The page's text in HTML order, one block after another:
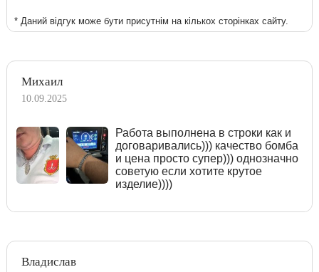
* Даний відгук може бути присутнім на кількох сторінках сайту.
Михаил
10.09.2025
Работа выполнена в строки как и
договаривались))) качество бомба
и цена просто супер))) однозначно
советую если хотите крутое
изделие))))
Владислав